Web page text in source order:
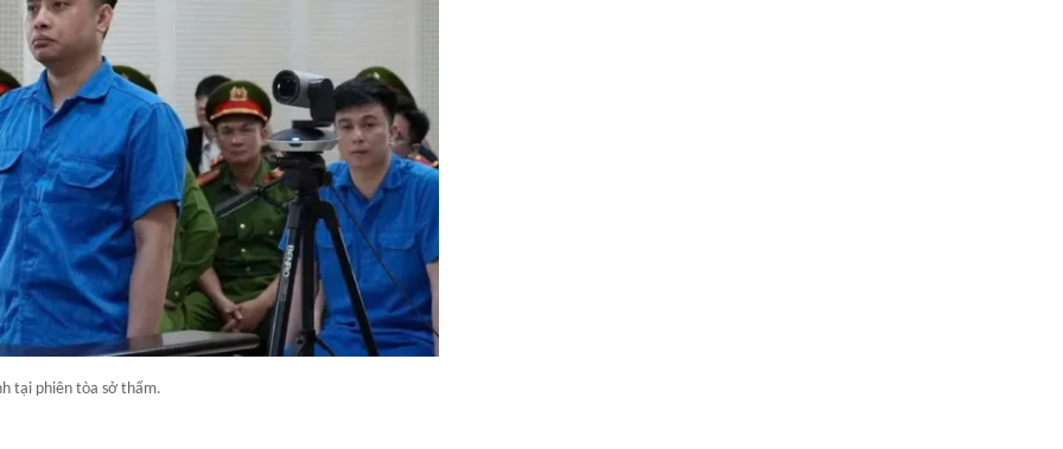
tại phiên tòa sở thẩm.